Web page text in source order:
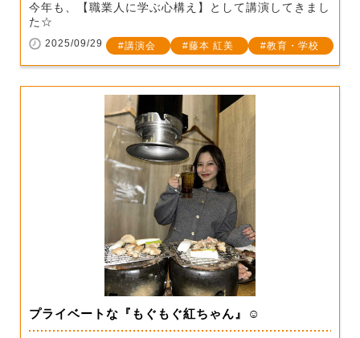
今年も、【職業人に学ぶ心構え】として講演してきまし
た☆
2025/09/29 講演会 藤本 紅美 教育・学校
プライベートな『もぐもぐ紅ちゃん』☺